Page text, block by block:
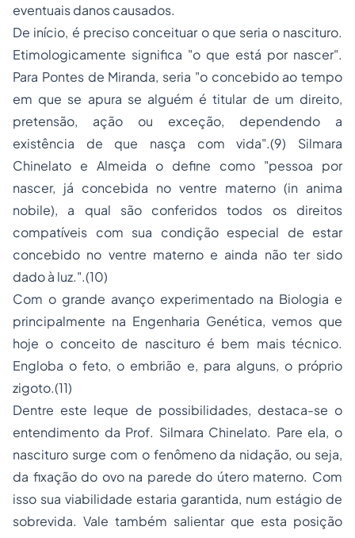
eventuais danos causados.
De início, é preciso conceituar o que seria o nascituro.
Etimologicamente significa "o que está por nascer".
Para Pontes de Miranda, seria "o concebido ao tempo
em que se apura se alguém é titular de um direito,
pretensão, ação ou exceção, dependendo a
existência de que nasça com vida".(9) Silmara
Chinelato e Almeida o define como "pessoa por
nascer, já concebida no ventre materno (in anima
nobile), a qual são conferidos todos os direitos
compatíveis com sua condição especial de estar
concebido no ventre materno e ainda não ter sido
dado à luz.".(10)
Com o grande avanço experimentado na Biologia e
principalmente na Engenharia Genética, vemos que
hoje o conceito de nascituro é bem mais técnico.
Engloba o feto, o embrião e, para alguns, o próprio
zigoto.(11)
Dentre este leque de possibilidades, destaca-se o
entendimento da Prof. Silmara Chinelato. Pare ela, o
nascituro surge com o fenômeno da nidação, ou seja,
da fixação do ovo na parede do útero materno. Com
isso sua viabilidade estaria garantida, num estágio de
sobrevida. Vale também salientar que esta posição